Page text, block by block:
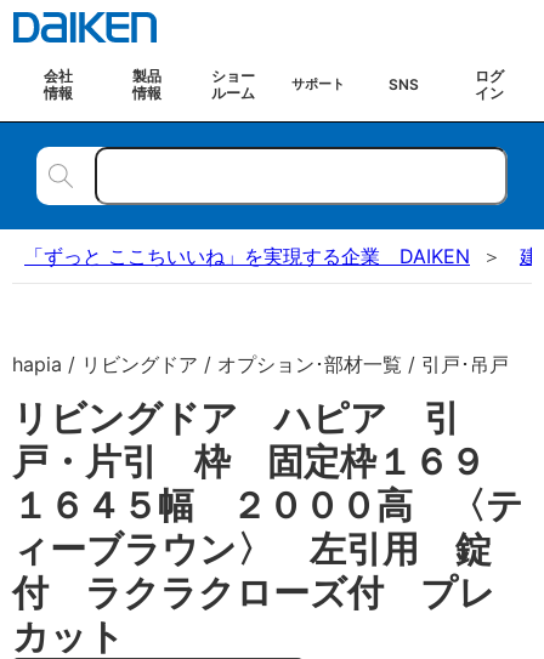
会社
情報
製品
情報
ショー
ルーム
サポート SNS
ログ
イン
「ずっと ここちいいね」を実現する企業 DAIKEN 建
hapia / リビングドア / オプション･部材一覧 / 引戸･吊戸
リビングドア ハピア 引
戸・片引 枠 固定枠１６９
１６４５幅 ２０００高 〈テ
ィーブラウン〉 左引用 錠
付 ラクラクローズ付 プレ
カット